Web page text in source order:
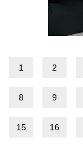
1 2
8 9
15 16